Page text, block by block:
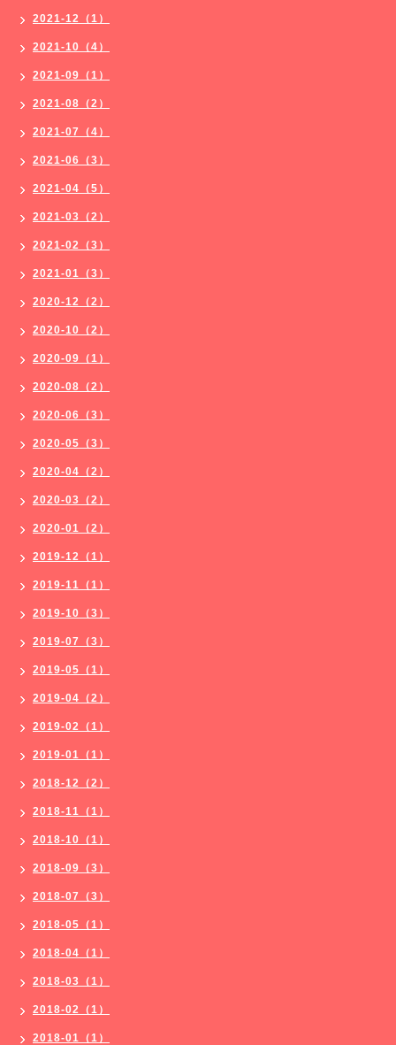
2021-12（1）
2021-10（4）
2021-09（1）
2021-08（2）
2021-07（4）
2021-06（3）
2021-04（5）
2021-03（2）
2021-02（3）
2021-01（3）
2020-12（2）
2020-10（2）
2020-09（1）
2020-08（2）
2020-06（3）
2020-05（3）
2020-04（2）
2020-03（2）
2020-01（2）
2019-12（1）
2019-11（1）
2019-10（3）
2019-07（3）
2019-05（1）
2019-04（2）
2019-02（1）
2019-01（1）
2018-12（2）
2018-11（1）
2018-10（1）
2018-09（3）
2018-07（3）
2018-05（1）
2018-04（1）
2018-03（1）
2018-02（1）
2018-01（1）